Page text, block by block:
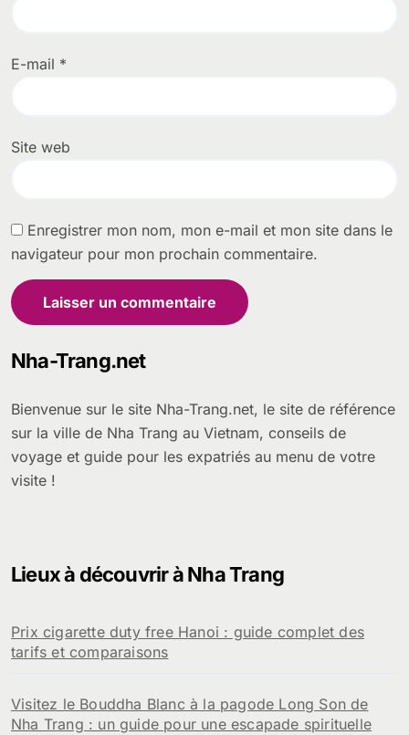
E-mail *
Site web
Enregistrer mon nom, mon e-mail et mon site dans le
navigateur pour mon prochain commentaire.
Nha-Trang.net
Bienvenue sur le site Nha-Trang.net, le site de référence
sur la ville de Nha Trang au Vietnam, conseils de
voyage et guide pour les expatriés au menu de votre
visite !
Lieux à découvrir à Nha Trang
Prix cigarette duty free Hanoi : guide complet des
tarifs et comparaisons
Visitez le Bouddha Blanc à la pagode Long Son de
Nha Trang : un guide pour une escapade spirituelle